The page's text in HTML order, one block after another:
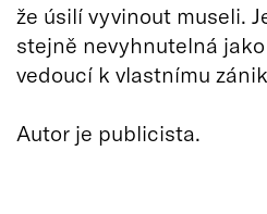
že úsilí vyvinout museli.
stejně nevyhnutelná
vedoucí k vlastnímu
Autor je publicista.